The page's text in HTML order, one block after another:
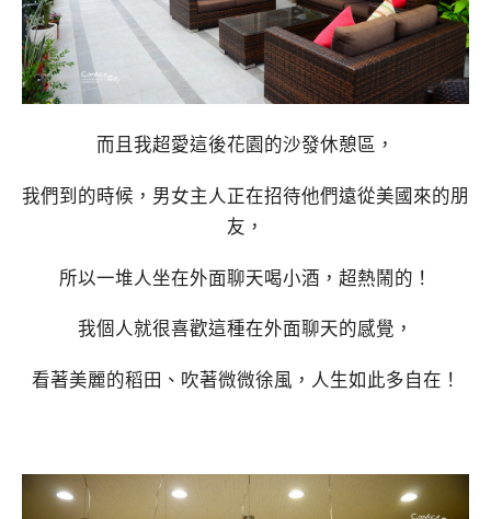
而且我超愛這後花園的沙發休憩區，
我們到的時候，男女主人正在招待他們遠從美國來的朋
友，
所以一堆人坐在外面聊天喝小酒，超熱鬧的！
我個人就很喜歡這種在外面聊天的感覺，
看著美麗的稻田、吹著微微徐風，人生如此多自在！